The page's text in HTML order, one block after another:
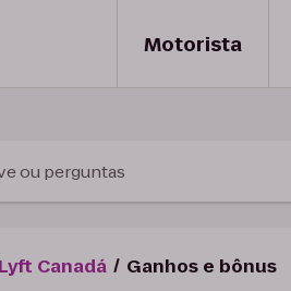
Motorista
ou perguntas
Canadá Ganhos e bônus